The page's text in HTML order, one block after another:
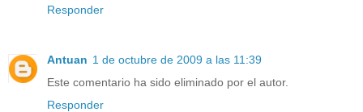
Responder
Antuan 1 de octubre de 2009 a las 11:39
Este comentario ha sido eliminado por el autor.
Responder